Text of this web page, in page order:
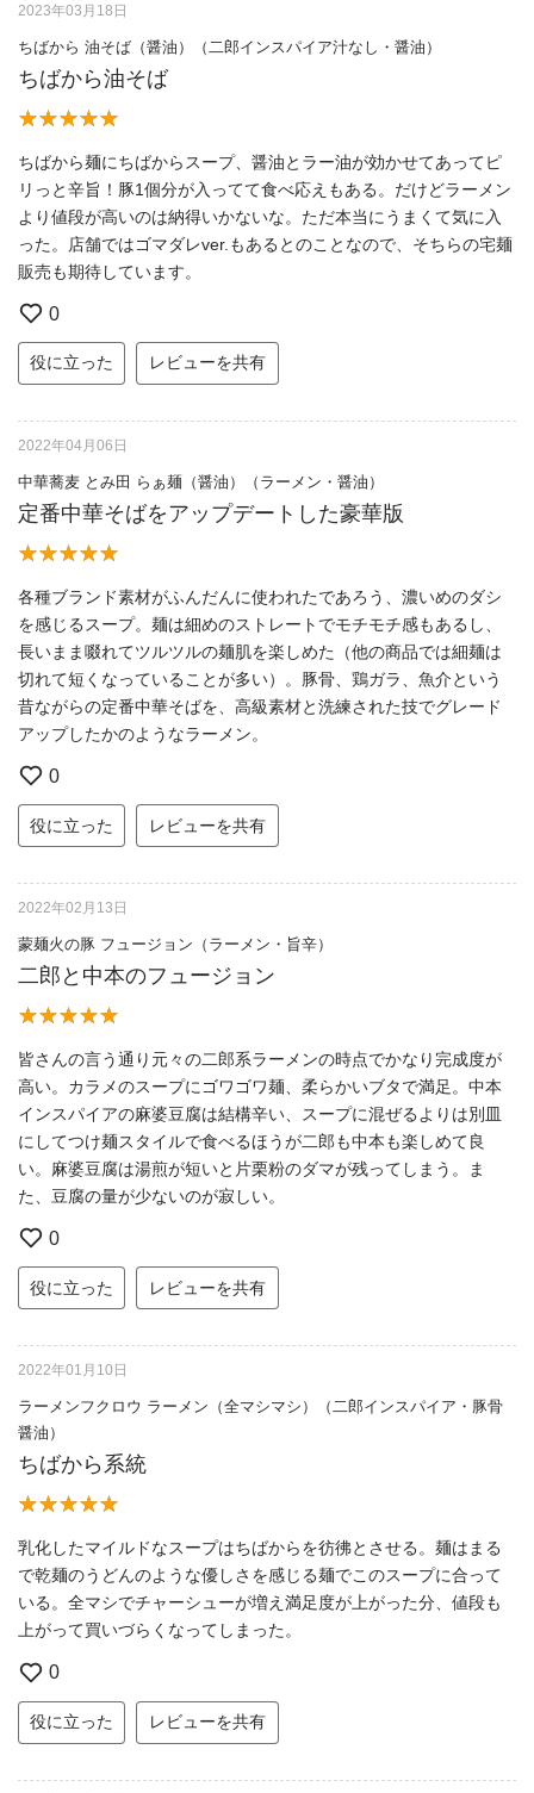
2023年03月18日
ちばから 油そば（醤油）（二郎インスパイア汁なし・醤油）
ちばから油そば
ちばから麺にちばからスープ、醤油とラー油が効かせてあってピ
リっと辛旨！豚1個分が入ってて食べ応えもある。だけどラーメン
より値段が高いのは納得いかないな。ただ本当にうまくて気に入
った。店舗ではゴマダレver.もあるとのことなので、そちらの宅麺
販売も期待しています。
0
役に立った レビューを共有
2022年04月06日
中華蕎麦 とみ田 らぁ麺（醤油）（ラーメン・醤油）
定番中華そばをアップデートした豪華版
各種ブランド素材がふんだんに使われたであろう、濃いめのダシ
を感じるスープ。麺は細めのストレートでモチモチ感もあるし、
長いまま啜れてツルツルの麺肌を楽しめた（他の商品では細麺は
切れて短くなっていることが多い）。豚骨、鶏ガラ、魚介という
昔ながらの定番中華そばを、高級素材と洗練された技でグレード
アップしたかのようなラーメン。
0
役に立った レビューを共有
2022年02月13日
蒙麺火の豚 フュージョン（ラーメン・旨辛）
二郎と中本のフュージョン
皆さんの言う通り元々の二郎系ラーメンの時点でかなり完成度が
高い。カラメのスープにゴワゴワ麺、柔らかいブタで満足。中本
インスパイアの麻婆豆腐は結構辛い、スープに混ぜるよりは別皿
にしてつけ麺スタイルで食べるほうが二郎も中本も楽しめて良
い。麻婆豆腐は湯煎が短いと片栗粉のダマが残ってしまう。ま
た、豆腐の量が少ないのが寂しい。
0
役に立った レビューを共有
2022年01月10日
ラーメンフクロウ ラーメン（全マシマシ）（二郎インスパイア・豚骨
醤油）
ちばから系統
乳化したマイルドなスープはちばからを彷彿とさせる。麺はまる
で乾麺のうどんのような優しさを感じる麺でこのスープに合って
いる。全マシでチャーシューが増え満足度が上がった分、値段も
上がって買いづらくなってしまった。
0
役に立った レビューを共有